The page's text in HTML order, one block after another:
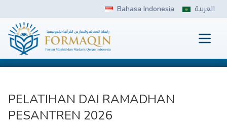
content
Bahasa Indonesia العربية
FORMAQIN
PELATIHAN DAI RAMADHAN
PESANTREN 2026